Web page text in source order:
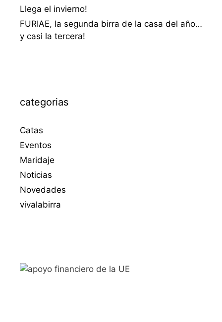
Llega el invierno!
FURIAE, la segunda birra de la casa del año…
y casi la tercera!
categorias
Catas
Eventos
Maridaje
Noticias
Novedades
vivalabirra